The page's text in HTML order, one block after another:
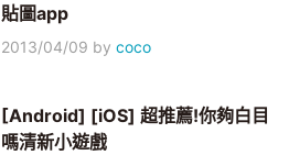
貼圖app
2013/04/09 bycoco
[Android] [iOS] 超推薦!你夠白目
嗎清新小遊戲